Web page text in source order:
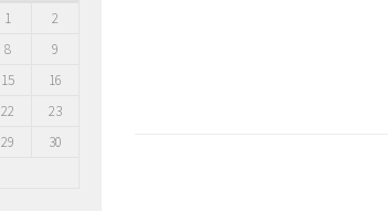
1
2
8
9
15
16
22
23
29
30